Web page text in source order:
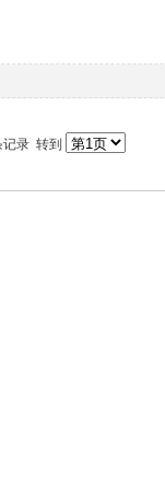
记录 转到